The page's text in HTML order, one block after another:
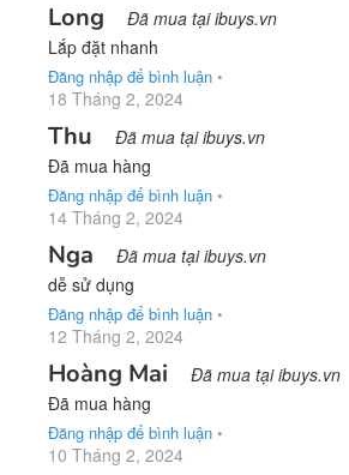
Long Đã mua tại ibuys.vn
Lắp đặt nhanh
Đăng nhập để bình luận •
18 Tháng 2, 2024
Thu Đã mua tại ibuys.vn
Đã mua hàng
Đăng nhập để bình luận •
14 Tháng 2, 2024
Nga Đã mua tại ibuys.vn
dễ sử dụng
Đăng nhập để bình luận •
12 Tháng 2, 2024
Hoàng Mai Đã mua tại ibuys.vn
Đã mua hàng
Đăng nhập để bình luận •
10 Tháng 2, 2024